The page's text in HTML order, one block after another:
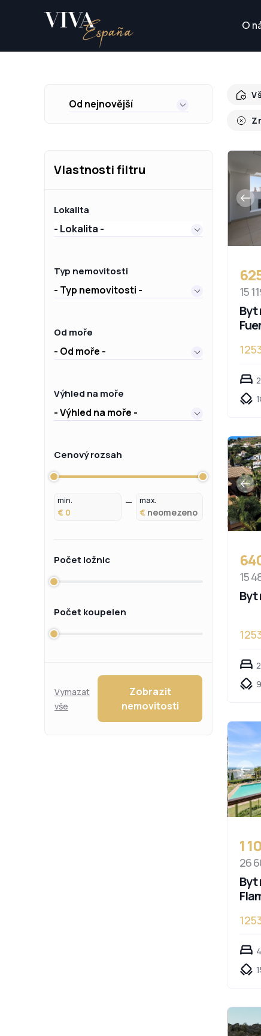
O
Od nejnovější
Vlastnosti filtru
Lokalita
- Lokalita -
Typ nemovitosti
- Typ nemovitosti -
Od moře
- Od moře -
Výhled na moře
- Výhled na moře -
Cenový rozsah
min.
€
max.
€
Počet ložnic
Počet koupelen
Vymazat
vše
Zobrazit
nemovitosti
15
Byt
15
Byt
1
26
Byt